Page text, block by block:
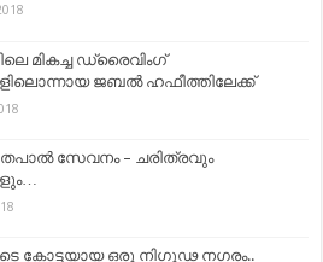
മികച്ച ഡ്രൈവിംഗ്
ജബൽ ഹഫീത്തിലേക്ക്
സേവനം – ചരിത്രവും
കോട്ടയായ ഒരു നിഗൂഢ നഗരം..